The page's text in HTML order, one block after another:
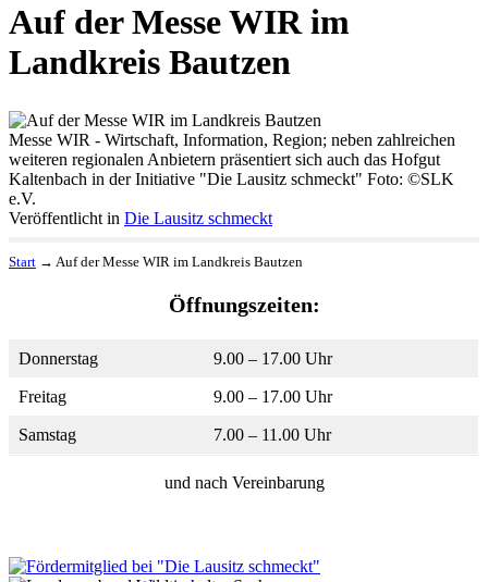
Auf der Messe WIR im
Landkreis Bautzen
Messe WIR - Wirtschaft, Information, Region; neben zahlreichen
weiteren regionalen Anbietern präsentiert sich auch das Hofgut
Kaltenbach in der Initiative "Die Lausitz schmeckt" Foto: ©SLK
e.V.
Veröffentlicht in Die Lausitz schmeckt
Start → Auf der Messe WIR im Landkreis Bautzen
Öffnungszeiten:
Donnerstag 9.00 – 17.00 Uhr
Freitag 9.00 – 17.00 Uhr
Samstag 7.00 – 11.00 Uhr
und nach Vereinbarung